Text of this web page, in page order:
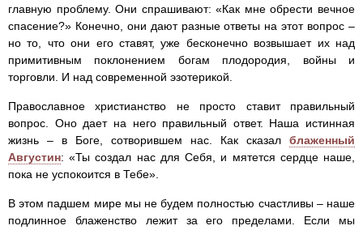
главную проблему. Они спрашивают: «Как мне обрести вечное
спасение?» Конечно, они дают разные ответы на этот вопрос –
но то, что они его ставят, уже бесконечно возвышает их над
примитивным поклонением богам плодородия, войны и
торговли. И над современной эзотерикой.
Православное христианство не просто ставит правильный
вопрос. Оно дает на него правильный ответ. Наша истинная
жизнь – в Боге, сотворившем нас. Как сказал блаженный
Августин: «Ты создал нас для Себя, и мятется сердце наше,
пока не успокоится в Тебе».
В этом падшем мире мы не будем полностью счастливы – наше
подлинное блаженство лежит за его пределами. Если мы